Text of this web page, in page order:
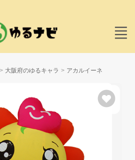
大阪府のゆるキャラ アカルイーネ